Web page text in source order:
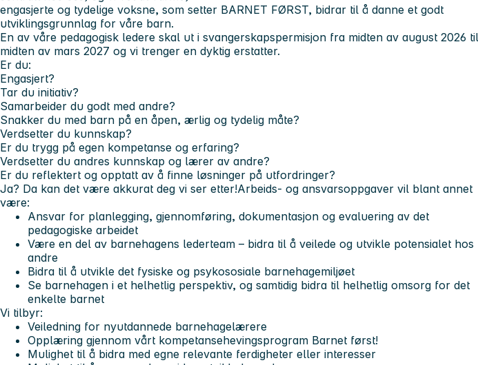
engasjerte og tydelige voksne, som setter BARNET FØRST, bidrar til å danne et godt
utviklingsgrunnlag for våre barn.
En av våre pedagogisk ledere skal ut i svangerskapspermisjon fra midten av august 2026 til
midten av mars 2027 og vi trenger en dyktig erstatter.
Er du:
Engasjert?
Tar du initiativ?
Samarbeider du godt med andre?
Snakker du med barn på en åpen, ærlig og tydelig måte?
Verdsetter du kunnskap?
Er du trygg på egen kompetanse og erfaring?
Verdsetter du andres kunnskap og lærer av andre?
Er du reflektert og opptatt av å finne løsninger på utfordringer?
Ja? Da kan det være akkurat deg vi ser etter!Arbeids- og ansvarsoppgaver vil blant annet
være:
Ansvar for planlegging, gjennomføring, dokumentasjon og evaluering av det
pedagogiske arbeidet
Være en del av barnehagens lederteam – bidra til å veilede og utvikle potensialet hos
andre
Bidra til å utvikle det fysiske og psykososiale barnehagemiljøet
Se barnehagen i et helhetlig perspektiv, og samtidig bidra til helhetlig omsorg for det
enkelte barnet
Vi tilbyr:
Veiledning for nyutdannede barnehagelærere
Opplæring gjennom vårt kompetansehevingsprogram Barnet først!
Mulighet til å bidra med egne relevante ferdigheter eller interesser